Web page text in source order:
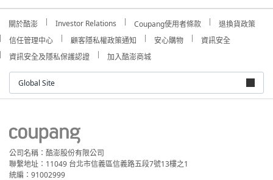
關於酷澎 Investor Relations Coupang使用者條款
退換貨政策
信任管理中心
顧客隱私權政策通知 安心購物
資訊安全
資訊安全及隱私保護認證
加入酷澎商城
Global Site
公司名稱：酷澎股份有限公司
聯繫地址：11049 台北市信義區信義路五段7號13樓之1
統編：91002999